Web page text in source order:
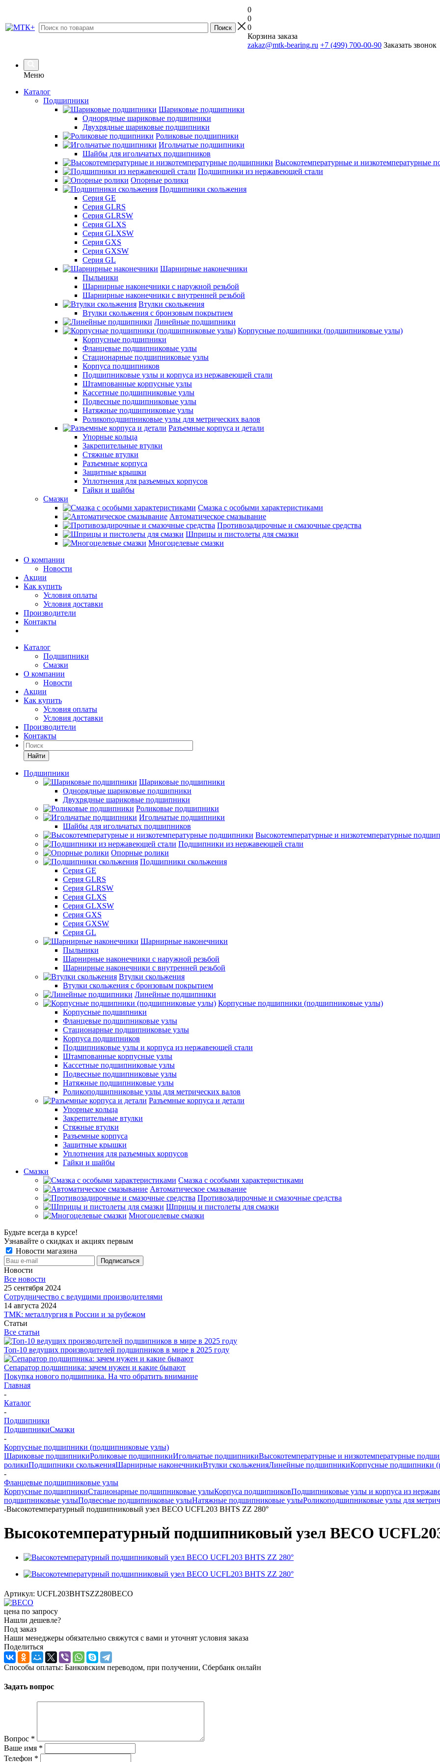
0
0
0
Корзина заказа
zakaz@mtk-bearing.ru +7 (499) 700-00-90 Заказать звонок
Меню
Каталог
Подшипники
Шариковые подшипники
Однорядные шариковые подшипники
Двухрядные шариковые подшипники
Роликовые подшипники
Игольчатые подшипники
Шайбы для игольчатых подшипников
Высокотемпературные и низкотемпературные
Подшипники из нержавеющей стали
Опорные ролики
Подшипники скольжения
Серия GE
Серия GLRS
Серия GLRSW
Серия GLXS
Серия GLXSW
Серия GXS
Серия GXSW
Серия GL
Шарнирные наконечники
Пыльники
Шарнирные наконечники с наружной резьбой
Шарнирные наконечники с внутренней резьбой
Втулки скольжения
Втулки скольжения с бронзовым покрытием
Линейные подшипники
Корпусные подшипники (подшипниковые узлы)
Корпусные подшипники
Фланцевые подшипниковые узлы
Стационарные подшипниковые узлы
Корпуса подшипников
Подшипниковые узлы и корпуса из нержавеющей стали
Штампованные корпусные узлы
Кассетные подшипниковые узлы
Подвесные подшипниковые узлы
Натяжные подшипниковые узлы
Роликоподшипниковые узлы для метрических валов
Разъемные корпуса и детали
Упорные кольца
Закрепительные втулки
Стяжные втулки
Разъемные корпуса
Защитные крышки
Уплотнения для разъемных корпусов
Гайки и шайбы
Смазки
Смазка с особыми характеристиками
Автоматическое смазывание
Противозадирочные и смазочные средства
Шприцы и пистолеты для смазки
Многоцелевые смазки
О компании
Новости
Акции
Как купить
Условия оплаты
Условия доставки
Производители
Контакты
Каталог
Подшипники
Смазки
О компании
Новости
Акции
Как купить
Условия оплаты
Условия доставки
Производители
Контакты
Найти
Подшипники
Шариковые подшипники
Однорядные шариковые подшипники
Двухрядные шариковые подшипники
Роликовые подшипники
Игольчатые подшипники
Шайбы для игольчатых подшипников
Высокотемпературные и низкотемпературные
Подшипники из нержавеющей стали
Опорные ролики
Подшипники скольжения
Серия GE
Серия GLRS
Серия GLRSW
Серия GLXS
Серия GLXSW
Серия GXS
Серия GXSW
Серия GL
Шарнирные наконечники
Пыльники
Шарнирные наконечники с наружной резьбой
Шарнирные наконечники с внутренней резьбой
Втулки скольжения
Втулки скольжения с бронзовым покрытием
Линейные подшипники
Корпусные подшипники (подшипниковые узлы)
Корпусные подшипники
Фланцевые подшипниковые узлы
Стационарные подшипниковые узлы
Корпуса подшипников
Подшипниковые узлы и корпуса из нержавеющей стали
Штампованные корпусные узлы
Кассетные подшипниковые узлы
Подвесные подшипниковые узлы
Натяжные подшипниковые узлы
Роликоподшипниковые узлы для метрических валов
Разъемные корпуса и детали
Упорные кольца
Закрепительные втулки
Стяжные втулки
Разъемные корпуса
Защитные крышки
Уплотнения для разъемных корпусов
Гайки и шайбы
Смазки
Смазка с особыми характеристиками
Автоматическое смазывание
Противозадирочные и смазочные средства
Шприцы и пистолеты для смазки
Многоцелевые смазки
Будьте всегда в курсе!
Узнавайте о скидках и акциях первым
Новости магазина
Новости
Все новости
25 сентября 2024
Сотрудничество с ведущими производителями
14 августа 2024
ТМК: металлургия в России и за рубежом
Статьи
Все статьи
Топ-10 ведущих производителей подшипников в мире в 2025 году
Сепаратор подшипника: зачем нужен и какие бывают
Покупка нового подшипника. На что обратить внимание
Главная
-
Каталог
-
Подшипники
ПодшипникиСмазки
-
Корпусные подшипники (подшипниковые узлы)
Шариковые подшипникиРоликовые подшипникиИгольчатые подшипникиВысокотемпературные и низкотемпературные
роликиПодшипники скольженияШарнирные наконечникиВтулки скольженияЛинейные подшипникиКорпусные подшипники
-
Фланцевые подшипниковые узлы
Корпусные подшипникиСтационарные подшипниковые узлыКорпуса подшипниковПодшипниковые узлы и корпуса из
подшипниковые узлыПодвесные подшипниковые узлыНатяжные подшипниковые узлыРоликоподшипниковые узлы для
-Высокотемпературный подшипниковый узел BECO UCFL203 BHTS ZZ 280°
Высокотемпературный подшипниковый узел BECO
Артикул: UCFL203BHTSZZ280BECO
цена по запросу
Нашли дешевле?
Под заказ
Наши менеджеры обязательно свяжутся с вами и уточнят условия заказа
Поделиться
Способы оплаты: Банковским переводом, при получении, Сбербанк онлайн
Задать вопрос
Вопрос *
Ваше имя *
Телефон *